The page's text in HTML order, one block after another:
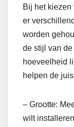
Bij het
er
worden
de stijl van
hoeveelheid
helpen de
– Grootte:
wilt